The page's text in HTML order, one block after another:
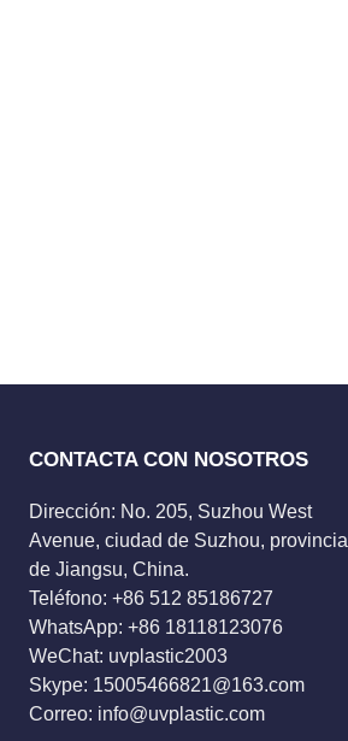
CONTACTA CON NOSOTROS
Dirección: No. 205, Suzhou West
Avenue, ciudad de Suzhou, provincia
de Jiangsu, China.
Teléfono: +86 512 85186727
WhatsApp: +86 18118123076
WeChat: uvplastic2003
Skype: 15005466821@163.com
Correo: info@uvplastic.com